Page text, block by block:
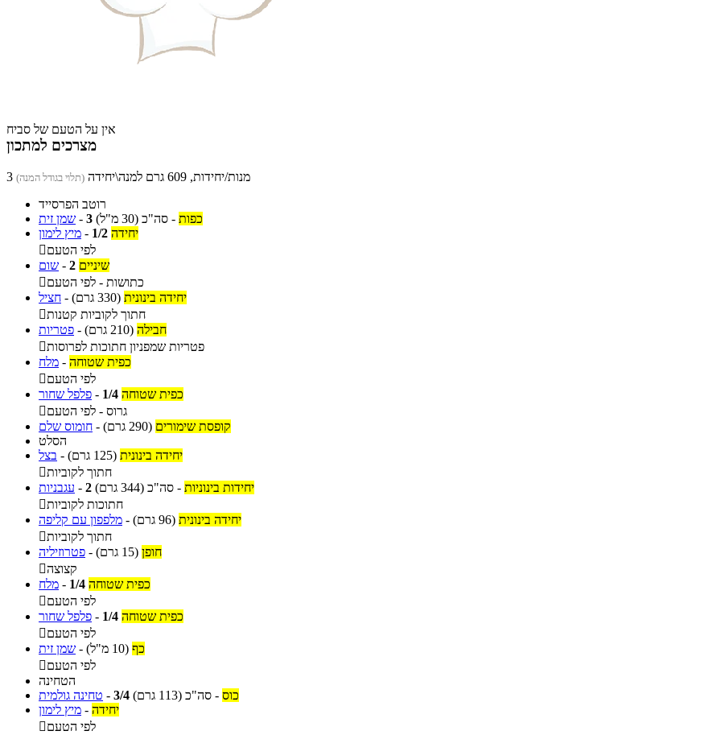
אין על הטעם של סביח
מצרכים למתכון
3 מנות/יחידות, 609 גרם למנה\יחידה (תלוי בגודל המנה)
רוטב הפרסייד
שמן זית - 3 כפות - סה"כ (30 מ"ל)
מיץ לימון - 1/2 יחידה
לפי הטעם
שום - 2 שיניים
כתושות - לפי הטעם
חציל - יחידה בינונית (330 גרם)
חתוך לקוביות קטנות
פטריות - חבילה (210 גרם)
פטריות שמפניון חתוכות לפרוסות
מלח - כפית שטוחה
לפי הטעם
פלפל שחור - 1/4 כפית שטוחה
גרוס - לפי הטעם
חומוס שלם - קופסת שימורים (290 גרם)
הסלט
בצל - יחידה בינונית (125 גרם)
חתוך לקוביות
עגבניות - 2 יחידות בינוניות - סה"כ (344 גרם)
חתוכות לקוביות
מלפפון עם קליפה - יחידה בינונית (96 גרם)
חתוך לקוביות
פטרוזיליה - חופן (15 גרם)
קצוצה
מלח - 1/4 כפית שטוחה
לפי הטעם
פלפל שחור - 1/4 כפית שטוחה
לפי הטעם
שמן זית - כף (10 מ"ל)
לפי הטעם
הטחינה
טחינה גולמית - 3/4 כוס - סה"כ (113 גרם)
מיץ לימון - יחידה
לפי הטעם